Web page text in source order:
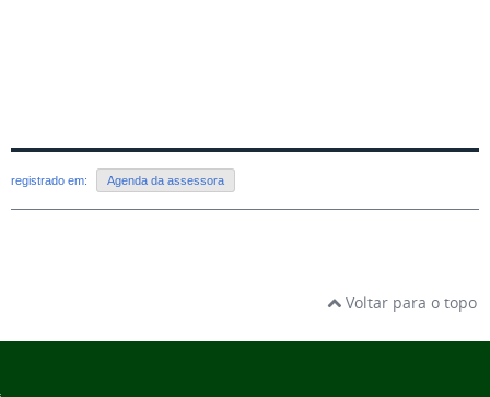
registrado em: Agenda da assessora
Voltar para o topo